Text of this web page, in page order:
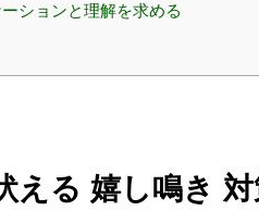
ションと理解を求める
える 嬉し鳴き